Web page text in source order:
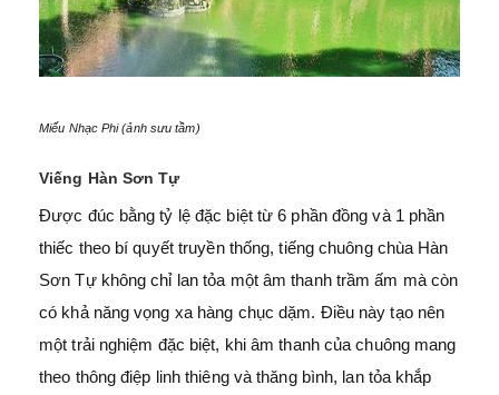
Miếu Nhạc Phi (ảnh sưu tầm)
Viếng Hàn Sơn Tự
Được đúc bằng tỷ lệ đặc biệt từ 6 phần đồng và 1 phần
thiếc theo bí quyết truyền thống, tiếng chuông chùa Hàn
Sơn Tự không chỉ lan tỏa một âm thanh trầm ấm mà còn
có khả năng vọng xa hàng chục dặm. Điều này tạo nên
một trải nghiệm đặc biệt, khi âm thanh của chuông mang
theo thông điệp linh thiêng và thăng bình, lan tỏa khắp